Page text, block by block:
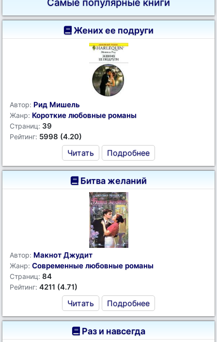
Самые популярные книги
Жених ее подруги
Автор: Рид Мишель
Жанр: Короткие любовные романы
Страниц: 39
Рейтинг: 5998 (4.20)
Читать Подробнее
Битва желаний
Автор: Макнот Джудит
Жанр: Современные любовные романы
Страниц: 84
Рейтинг: 4211 (4.71)
Читать Подробнее
Раз и навсегда